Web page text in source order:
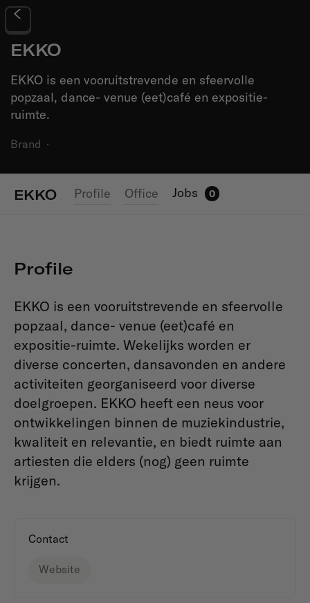
EKKO
EKKO is een vooruitstrevende en sfeervolle
popzaal, dance- venue (eet)café en expositie-
ruimte.
Brand ·
EKKO Profile Office Jobs 0
Profile
EKKO is een vooruitstrevende en sfeervolle
popzaal, dance- venue (eet)café en
expositie-ruimte. Wekelijks worden er
diverse concerten, dansavonden en andere
activiteiten georganiseerd voor diverse
doelgroepen. EKKO heeft een neus voor
ontwikkelingen binnen de muziekindustrie,
kwaliteit en relevantie, en biedt ruimte aan
artiesten die elders (nog) geen ruimte
krijgen.
Contact
Website